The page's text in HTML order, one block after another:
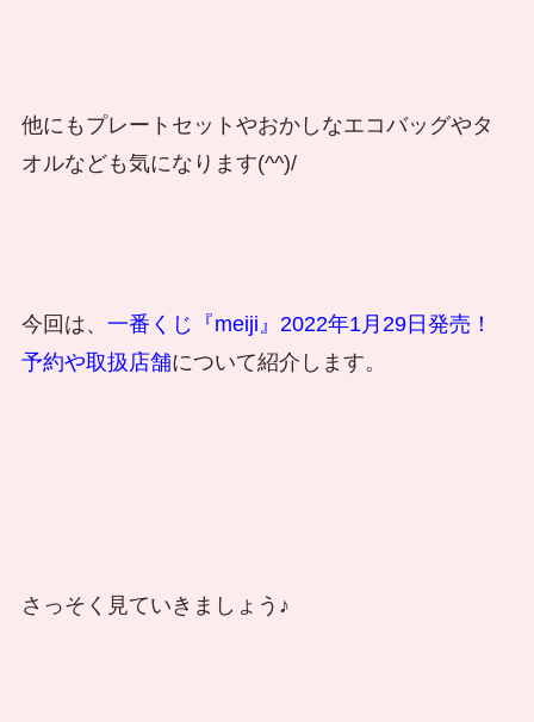
他にもプレートセットやおかしなエコバッグやタ
オルなども気になります(^^)/
今回は、 一番くじ『meiji』2022年1月29日発売！
予約や取扱店舗について紹介します。
さっそく見ていきましょう♪